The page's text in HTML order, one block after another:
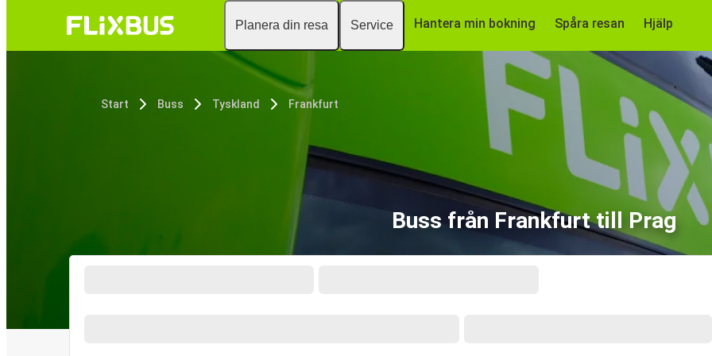
Planera din resa Service Hantera min bokning Spåra resan Hjälp
Start Buss Tyskland Frankfurt
Buss från Frankfurt till Prag